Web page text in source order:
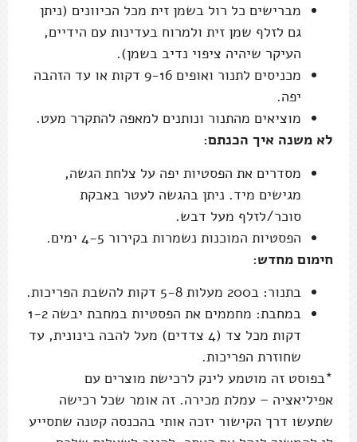
מברישים כל רול בשמן זית מכל הכיוונים (ניתן
גם לזלף שמן זית ולמרוח בעדינות עם הידיים,
העיקר שיהיה ציפוי נדיב בשמן).
מכניסים לתנור ואופים 9-16 דקות או עד הזהבה
יפה.
מוציאים מהתנור ונותנים למאפה להתקרר מעט.
לא משנה איך הכנתם:
מסדרים את הפסטיות יפה על צלחת הגשה,
מגישים מיד. ניתן בהגשה לעטר באבקת
סוכר/לזלף מעל דבש.
הפסטיות המוכנות נשמרות בקירור 4-5 ימים.
חימום מחדש:
בתנור: ב200 מעלות 5-8 דקות להשבת הפריכות.
במחבת: מחממים את הפסטיות במחבת יבשה 1-2
דקות מכל צד (4 צדדים) מעל להבה בינונית, עד
שחוזרת הפריכות.
*בפוסט זה מוטמע לינק לרכישת מוצרים עם
אפיליאציה – עמלת מכירה. זה אומר שכל רכישה
שתעשו דרך הקישור יזכה אותי בהכנסה קטנה שתסייע